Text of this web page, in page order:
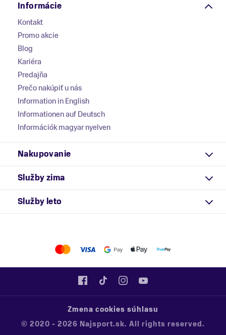
Informácie
Kontakt
Promo akcie
Blog
Kariéra
Predajňa
Prečo nakúpiť u nás
Information in English
Informationen auf Deutsch
Információk magyar nyelven
Nakupovanie
Služby zima
Služby leto
© 2020 - 2026 Najsport.sk. All rights reserved.
Zmena cookies súhlasu